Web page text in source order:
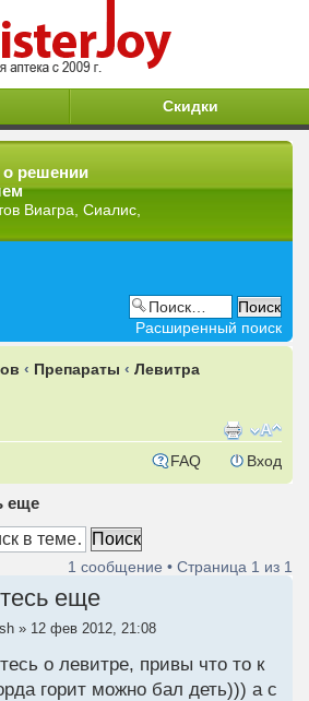
Скидки
решении
Виагра, Сиалис,
Расширенный поиск
‹ Препараты ‹ Левитра
FAQ Вход
еще
1 сообщение • Страница 1 из 1
еще
» 12 фев 2012, 21:08
о левитре, привы что то к
горит можно бал деть))) а с